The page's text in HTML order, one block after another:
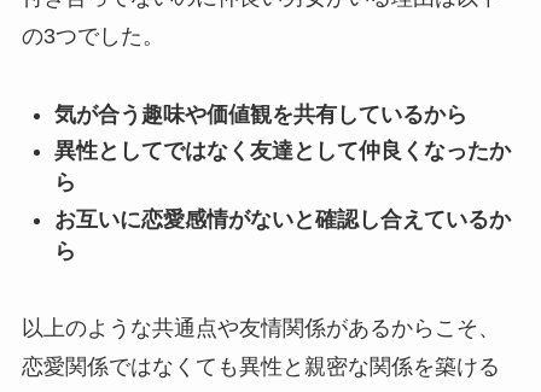
の3つでした。
気が合う趣味や価値観を共有しているから
異性としてではなく友達として仲良くなったか
ら
お互いに恋愛感情がないと確認し合えているか
ら
以上のような共通点や友情関係があるからこそ、
恋愛関係ではなくても異性と親密な関係を築ける